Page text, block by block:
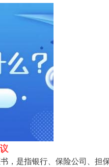
是指银行、保险公司、担